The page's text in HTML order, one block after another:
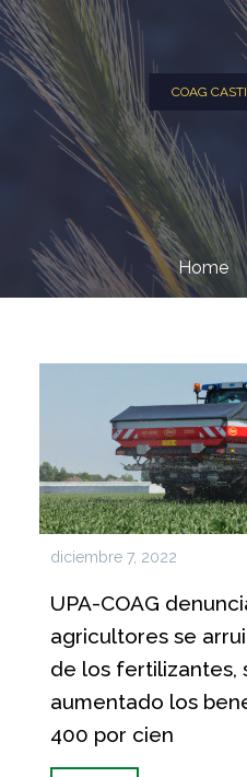
COAG
Home
diciembre 7, 2022
UPA-COAG
agricultores se
de los fertilizantes,
aumentado los
400 por cien